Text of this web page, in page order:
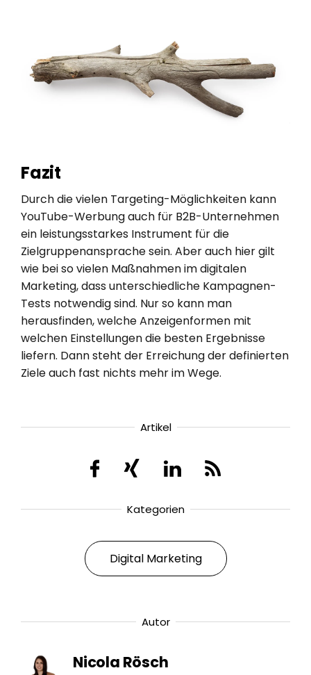
Fazit
Durch die vielen Targeting-Möglichkeiten kann
YouTube-Werbung auch für B2B-Unternehmen
ein leistungsstarkes Instrument für die
Zielgruppenansprache sein. Aber auch hier gilt
wie bei so vielen Maßnahmen im digitalen
Marketing, dass unterschiedliche Kampagnen-
Tests notwendig sind. Nur so kann man
herausfinden, welche Anzeigenformen mit
welchen Einstellungen die besten Ergebnisse
liefern. Dann steht der Erreichung der definierten
Ziele auch fast nichts mehr im Wege.
Artikel
Kategorien
Digital Marketing
Autor
Nicola Rösch